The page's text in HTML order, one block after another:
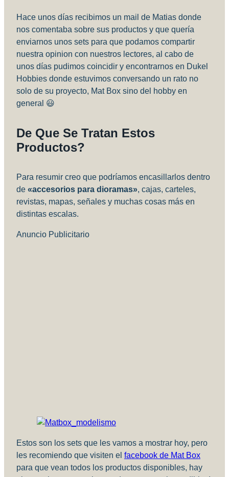
Hace unos días recibimos un mail de Matias donde
nos comentaba sobre sus productos y que quería
enviarnos unos sets para que podamos compartir
nuestra opinion con nuestros lectores, al cabo de
unos días pudimos coincidir y encontrarnos en Dukel
Hobbies donde estuvimos conversando un rato no
solo de su proyecto, Mat Box sino del hobby en
general 😃
De Que Se Tratan Estos
Productos?
Para resumir creo que podríamos encasillarlos dentro
de «accesorios para dioramas», cajas, carteles,
revistas, mapas, señales y muchas cosas más en
distintas escalas.
Anuncio Publicitario
Estos son los sets que les vamos a mostrar hoy, pero
les recomiendo que visiten el facebook de Mat Box
para que vean todos los productos disponibles, hay